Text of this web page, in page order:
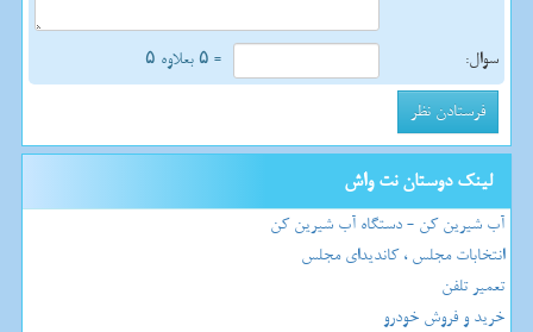
سوال: = ۵ بعلاوه ۵
لینک دوستان نت واش
آب شیرین کن - دستگاه آب شیرین کن
انتخابات مجلس ، کاندیدای مجلس
تعمیر تلفن
خرید و فروش خودرو